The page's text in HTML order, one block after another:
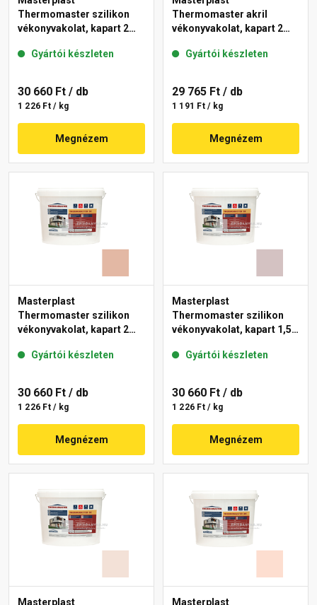
Thermomaster szilikon
vékonyvakolat, kapart 2
Gyártói készleten
30 660 Ft / db
1 226 Ft / kg
Megnézem
Thermomaster akril
vékonyvakolat, kapart 2
Gyártói készleten
29 765 Ft / db
1 191 Ft / kg
Megnézem
Masterplast
Thermomaster szilikon
vékonyvakolat, kapart 2
Gyártói készleten
30 660 Ft / db
1 226 Ft / kg
Megnézem
Masterplast
Thermomaster szilikon
vékonyvakolat, kapart 1,5
Gyártói készleten
30 660 Ft / db
1 226 Ft / kg
Megnézem
Masterplast
Masterplast